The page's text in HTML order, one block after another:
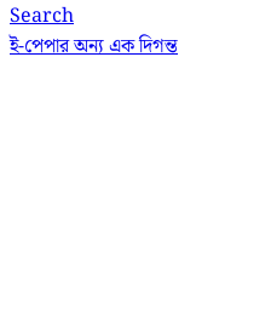
Search
ই-পেপারঅন্য এক দিগন্ত